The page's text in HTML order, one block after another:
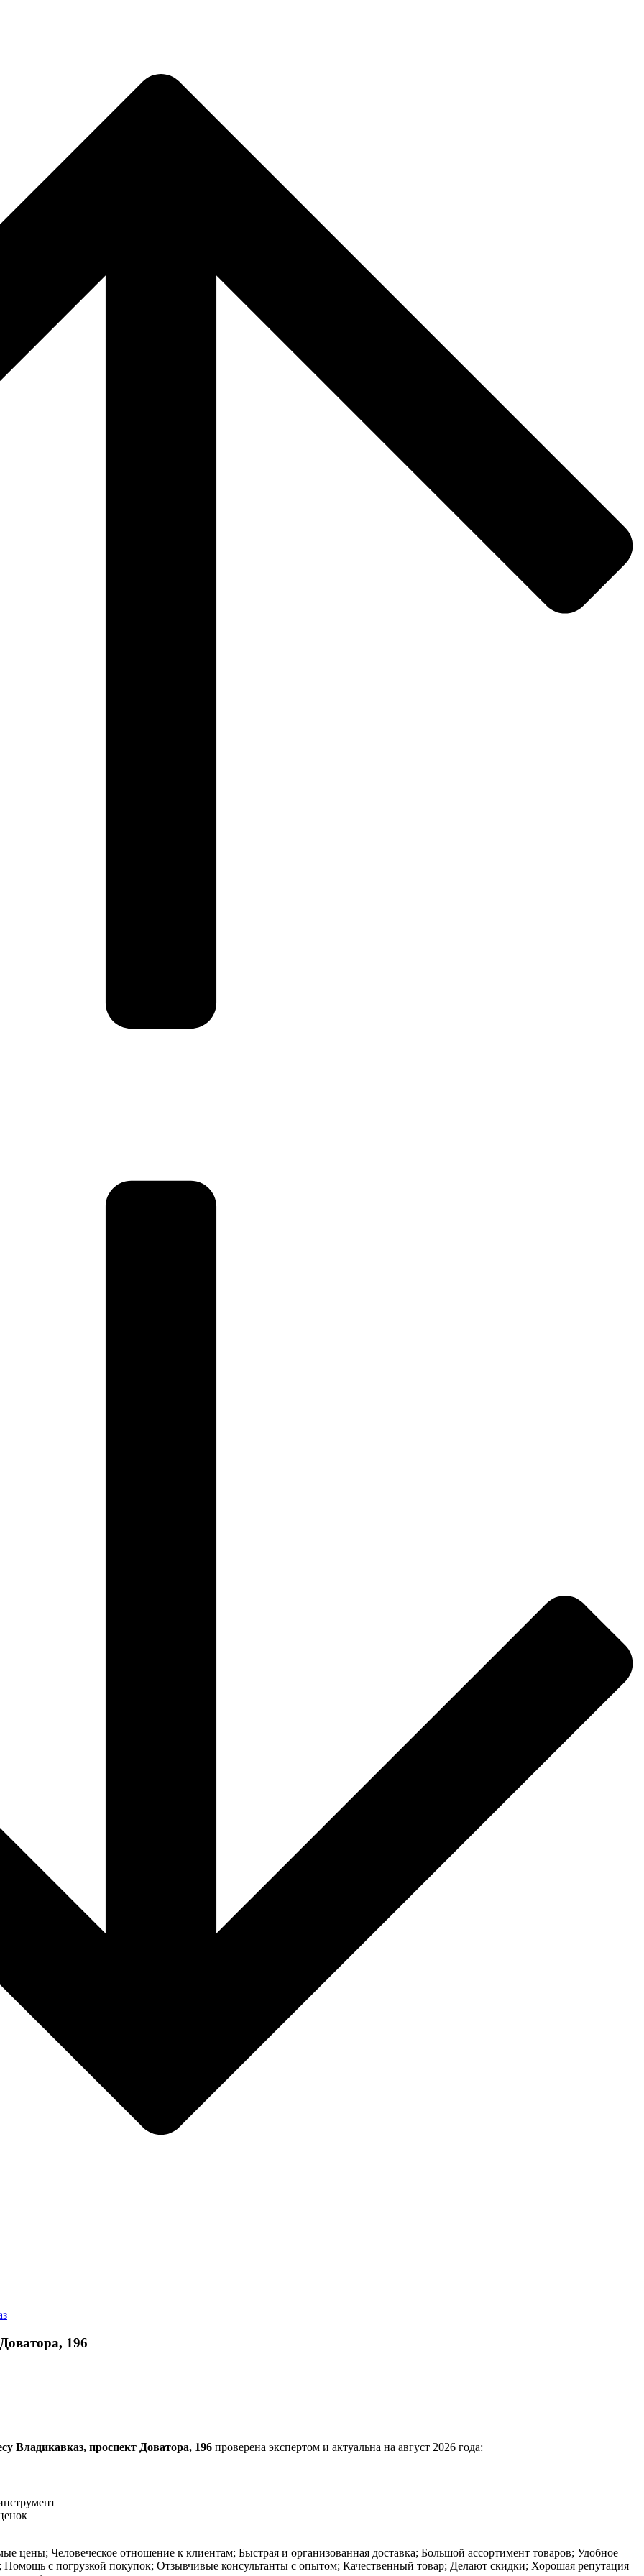
196
Владикавказ, проспект Доватора, 196 проверена экспертом и актуальна на август 2026 года:
Человеческое отношение к клиентам; Быстрая и организованная доставка; Большой ассортимент товаров; Удобное
Помощь с погрузкой покупок; Отзывчивые консультанты с опытом; Качественный товар; Делают скидки; Хорошая репутация